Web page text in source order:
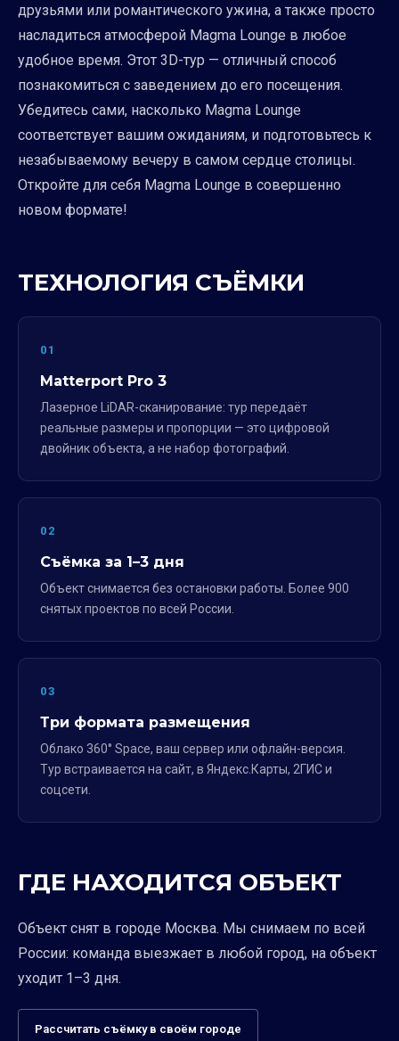
друзьями или романтического ужина, а также просто
насладиться атмосферой Magma Lounge в любое
удобное время. Этот 3D-тур — отличный способ
познакомиться с заведением до его посещения.
Убедитесь сами, насколько Magma Lounge
соответствует вашим ожиданиям, и подготовьтесь к
незабываемому вечеру в самом сердце столицы.
Откройте для себя Magma Lounge в совершенно
новом формате!
ТЕХНОЛОГИЯ СЪЁМКИ
01
Matterport Pro 3
Лазерное LiDAR-сканирование: тур передаёт
реальные размеры и пропорции — это цифровой
двойник объекта, а не набор фотографий.
02
Съёмка за 1–3 дня
Объект снимается без остановки работы. Более 900
снятых проектов по всей России.
03
Три формата размещения
Облако 360° Space, ваш сервер или офлайн-версия.
Тур встраивается на сайт, в Яндекс.Карты, 2ГИС и
соцсети.
ГДЕ НАХОДИТСЯ ОБЪЕКТ
Объект снят в городе Москва. Мы снимаем по всей
России: команда выезжает в любой город, на объект
уходит 1–3 дня.
Рассчитать съёмку в своём городе